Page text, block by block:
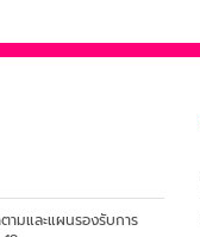
ามและแผนรองรับการ